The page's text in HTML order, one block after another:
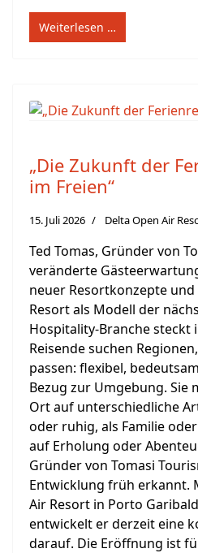
Weiterlesen …
„Die Zukunft der
im Freien“
15. Juli 2026 Delta Open Air
Ted Tomas, Gründer von
veränderte
neuer Resortkonzepte
Resort als Modell der
Hospitality-Branche steckt
Reisende suchen
passen: flexibel,
Bezug zur Umgebung. Sie
Ort auf unterschiedliche
oder ruhig, als Familie
auf Erholung oder
Gründer von Tomasi
Entwicklung früh erkannt.
Air Resort in Porto
entwickelt er derzeit eine
darauf. Die Eröffnung ist